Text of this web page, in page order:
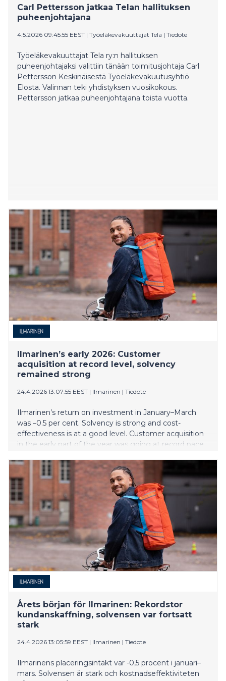
Carl Pettersson jatkaa Telan hallituksen
puheenjohtajana
4.5.2026 09:45:55 EEST | Työeläkevakuuttajat Tela | Tiedote
Työeläkevakuuttajat Tela ry:n hallituksen
puheenjohtajaksi valittiin tänään toimitusjohtaja Carl
Pettersson Keskinäisestä Työeläkevakuutusyhtiö
Elosta. Valinnan teki yhdistyksen vuosikokous.
Pettersson jatkaa puheenjohtajana toista vuotta.
Ilmarinen’s early 2026: Customer
acquisition at record level, solvency
remained strong
24.4.2026 13:07:55 EEST | Ilmarinen | Tiedote
Ilmarinen’s return on investment in January–March
was –0.5 per cent. Solvency is strong and cost-
effectiveness is at a good level. Customer acquisition
in the early part of the year was going at record pace.
Årets början för Ilmarinen: Rekordstor
kundanskaffning, solvensen var fortsatt
stark
24.4.2026 13:05:59 EEST | Ilmarinen | Tiedote
Ilmarinens placeringsintäkt var -0,5 procent i januari–
mars. Solvensen är stark och kostnadseffektiviteten